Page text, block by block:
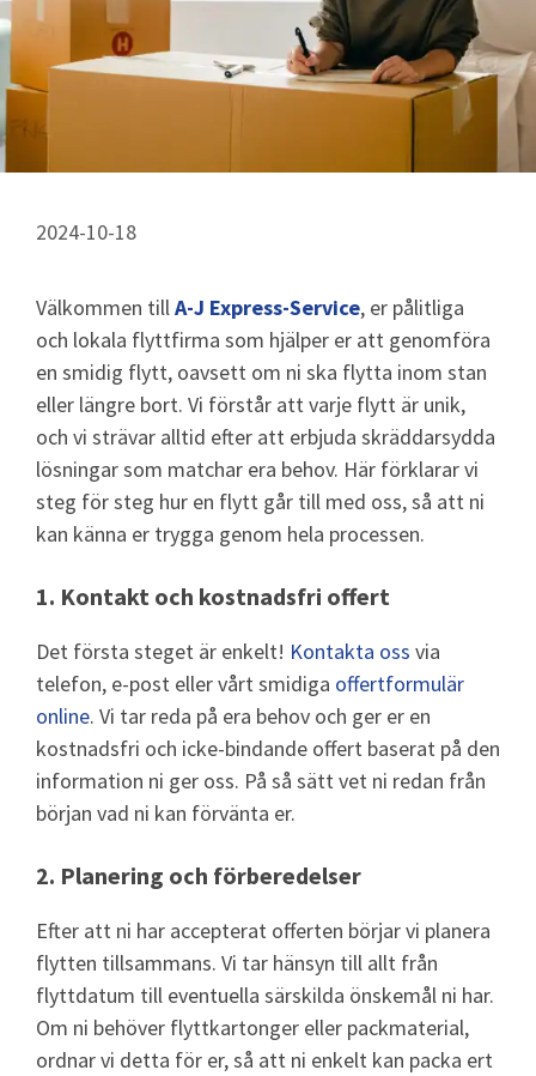
2024-10-18
Välkommen till A-J Express-Service, er pålitliga
och lokala flyttfirma som hjälper er att genomföra
en smidig flytt, oavsett om ni ska flytta inom stan
eller längre bort. Vi förstår att varje flytt är unik,
och vi strävar alltid efter att erbjuda skräddarsydda
lösningar som matchar era behov. Här förklarar vi
steg för steg hur en flytt går till med oss, så att ni
kan känna er trygga genom hela processen.
1. Kontakt och kostnadsfri offert
Det första steget är enkelt! Kontakta oss via
telefon, e-post eller vårt smidiga offertformulär
online. Vi tar reda på era behov och ger er en
kostnadsfri och icke-bindande offert baserat på den
information ni ger oss. På så sätt vet ni redan från
början vad ni kan förvänta er.
2. Planering och förberedelser
Efter att ni har accepterat offerten börjar vi planera
flytten tillsammans. Vi tar hänsyn till allt från
flyttdatum till eventuella särskilda önskemål ni har.
Om ni behöver flyttkartonger eller packmaterial,
ordnar vi detta för er, så att ni enkelt kan packa ert